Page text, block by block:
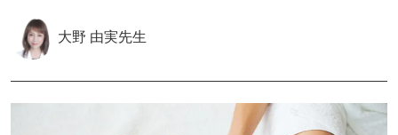
大野 由実先生